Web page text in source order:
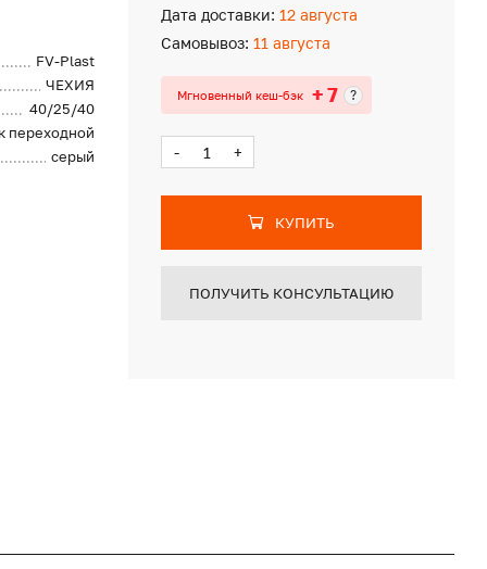
FV-Plast
ЧЕХИЯ
40/25/40
переходной
серый
Дата доставки: 12 августа
Самовывоз: 11 августа
Мгновенный кеш-бэк + 7 ?
- +
КУПИТЬ
ПОЛУЧИТЬ КОНСУЛЬТАЦИЮ